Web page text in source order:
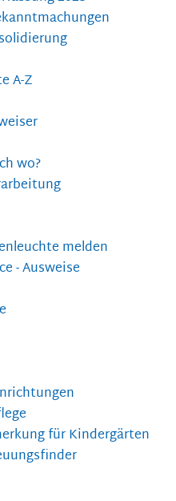
A-Z
wo?
melden
- Ausweise
für Kindergärten